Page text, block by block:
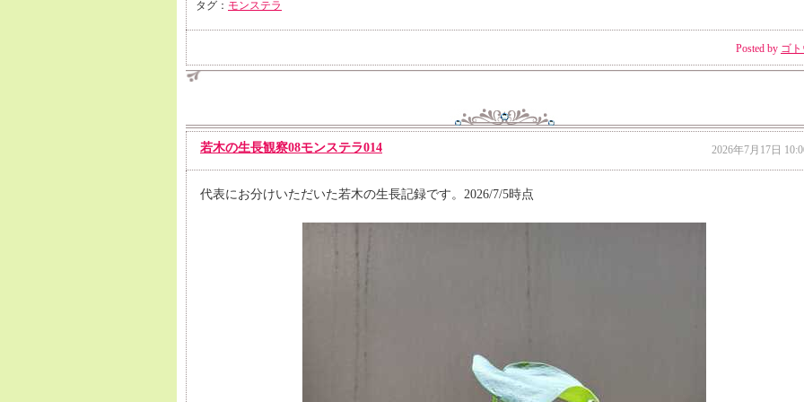
タグ： モンステラ
Posted by ゴ
若木の生長観察08モンステラ014 2026年7月17日
代表にお分けいただいた若木の生長記録です。2026/7/5時点